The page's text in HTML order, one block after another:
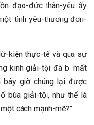
đạo-đức thân-yêu ấy
tình yêu-thương đơn-
kiện thực-tế và qua sự
kinh giải-tội đã bị mất
bây giờ chúng lại được
bùa giải-tội, như thể là
cách mạnh-mẽ?”